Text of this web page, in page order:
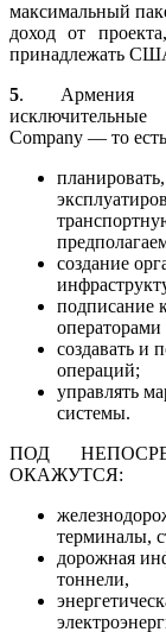
максимальный
доход от
принадлежать
5. Армения
Company — то
создание
подписание
создавать и
операций;
управлять
системы.
ПОД
ОКАЖУТСЯ:
терминалы,
дорожная
тоннели,